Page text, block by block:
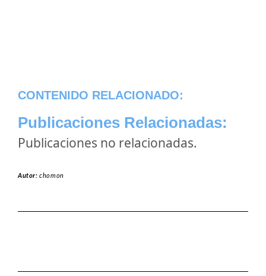
CONTENIDO RELACIONADO:
Publicaciones Relacionadas:
Publicaciones no relacionadas.
Autor:chomon